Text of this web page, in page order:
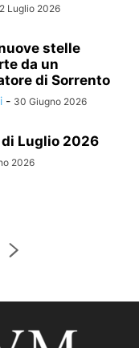
2 Luglio 2026
stelle
da un
di Sorrento
- 30 Giugno 2026
Luglio 2026
2026